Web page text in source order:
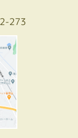
273